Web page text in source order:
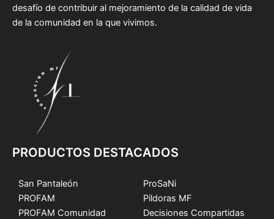
desafío de contribuir al mejoramiento de la calidad de vida
de la comunidad en la que vivimos.
PRODUCTOS DESTACADOS
San Pantaleón
PROFAM
PROFAM Comunidad
ProSaNi
Pildoras MF
Decisiones Compartidas